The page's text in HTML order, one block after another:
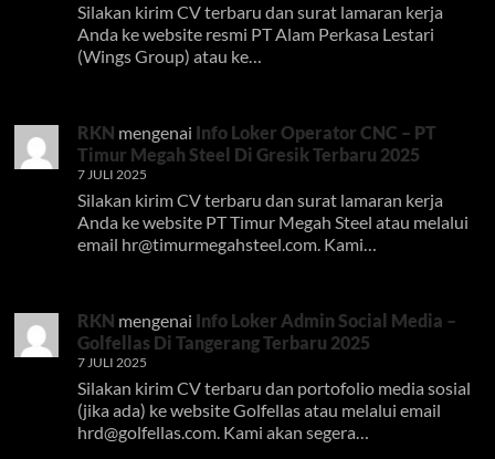
Silakan kirim CV terbaru dan surat lamaran kerja
Anda ke website resmi PT Alam Perkasa Lestari
(Wings Group) atau ke…
RKN mengenai Info Loker Operator CNC – PT
Timur Megah Steel Di Gresik Terbaru 2025
7 JULI 2025
Silakan kirim CV terbaru dan surat lamaran kerja
Anda ke website PT Timur Megah Steel atau melalui
email hr@timurmegahsteel.com. Kami…
RKN mengenai Info Loker Admin Social Media –
Golfellas Di Tangerang Terbaru 2025
7 JULI 2025
Silakan kirim CV terbaru dan portofolio media sosial
(jika ada) ke website Golfellas atau melalui email
hrd@golfellas.com . Kami akan segera…